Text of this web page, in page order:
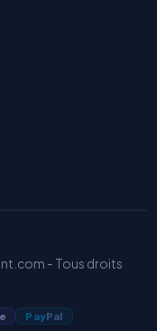
- Tous droits
PayPal